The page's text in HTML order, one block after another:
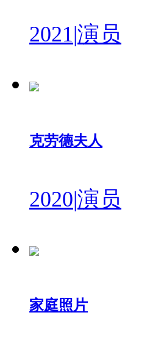
2021|演员
克劳德夫人
2020|演员
家庭照片